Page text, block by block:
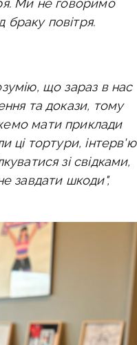
Ми не говоримо
браку повітря.
що зараз в нас
та докази, тому
мати приклади
ці тортури, інтерв'ю
зі свідками,
завдати шкоди",